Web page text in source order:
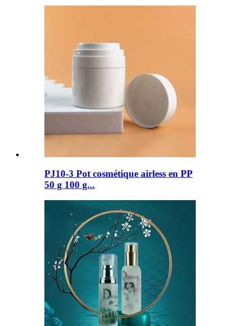
PJ10-3 Pot cosmétique airless en PP
50 g 100 g...